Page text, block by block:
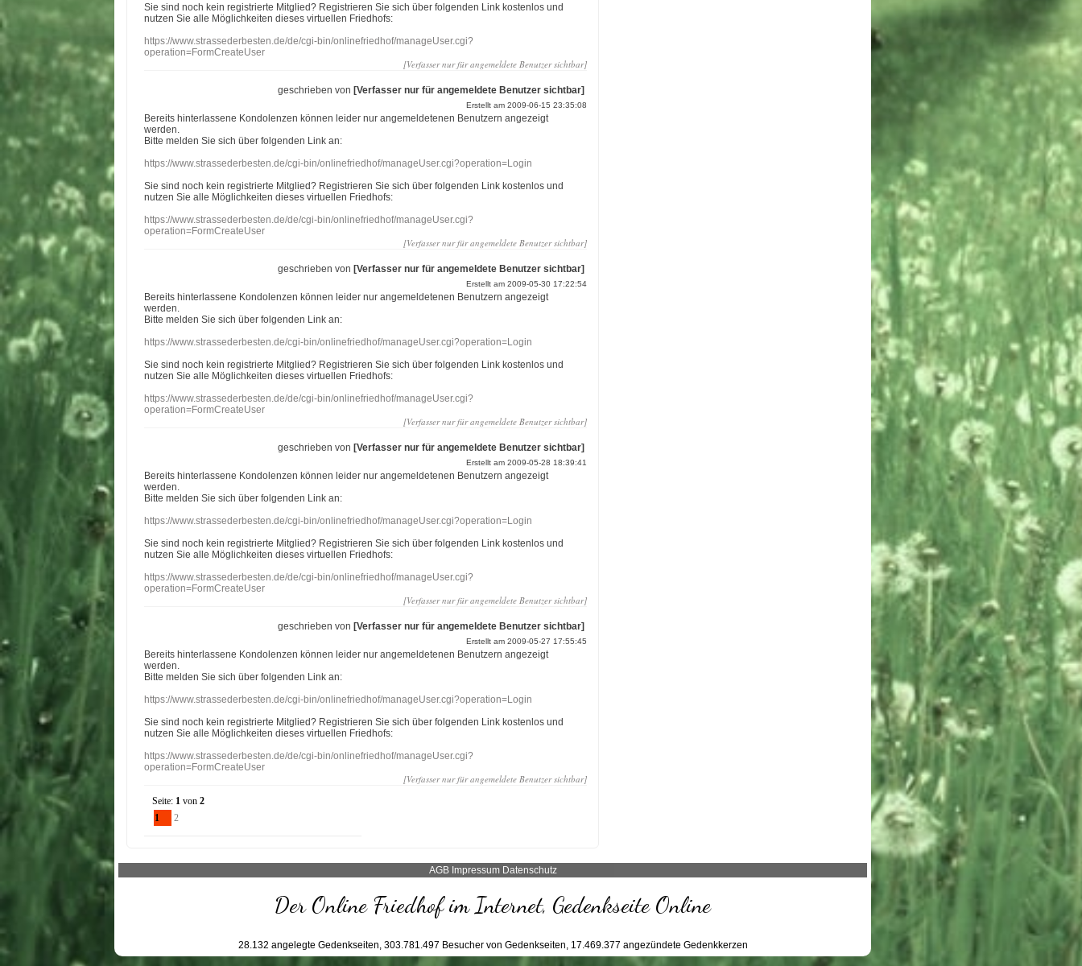
Sie sind noch kein registrierte Mitglied? Registrieren Sie sich über folgenden Link kostenlos und
nutzen Sie alle Möglichkeiten dieses virtuellen Friedhofs:
https://www.strassederbesten.de/de/cgi-bin/onlinefriedhof/manageUser.cgi?
operation=FormCreateUser
[Verfasser nur für angemeldete Benutzer sichtbar]
geschrieben von [Verfasser nur für angemeldete Benutzer sichtbar]
Erstellt am 2009-06-15 23:35:08
Bereits hinterlassene Kondolenzen können leider nur angemeldetenen Benutzern angezeigt
werden.
Bitte melden Sie sich über folgenden Link an:
https://www.strassederbesten.de/cgi-bin/onlinefriedhof/manageUser.cgi?operation=Login
Sie sind noch kein registrierte Mitglied? Registrieren Sie sich über folgenden Link kostenlos und
nutzen Sie alle Möglichkeiten dieses virtuellen Friedhofs:
https://www.strassederbesten.de/de/cgi-bin/onlinefriedhof/manageUser.cgi?
operation=FormCreateUser
[Verfasser nur für angemeldete Benutzer sichtbar]
geschrieben von [Verfasser nur für angemeldete Benutzer sichtbar]
Erstellt am 2009-05-30 17:22:54
Bereits hinterlassene Kondolenzen können leider nur angemeldetenen Benutzern angezeigt
werden.
Bitte melden Sie sich über folgenden Link an:
https://www.strassederbesten.de/cgi-bin/onlinefriedhof/manageUser.cgi?operation=Login
Sie sind noch kein registrierte Mitglied? Registrieren Sie sich über folgenden Link kostenlos und
nutzen Sie alle Möglichkeiten dieses virtuellen Friedhofs:
https://www.strassederbesten.de/de/cgi-bin/onlinefriedhof/manageUser.cgi?
operation=FormCreateUser
[Verfasser nur für angemeldete Benutzer sichtbar]
geschrieben von [Verfasser nur für angemeldete Benutzer sichtbar]
Erstellt am 2009-05-28 18:39:41
Bereits hinterlassene Kondolenzen können leider nur angemeldetenen Benutzern angezeigt
werden.
Bitte melden Sie sich über folgenden Link an:
https://www.strassederbesten.de/cgi-bin/onlinefriedhof/manageUser.cgi?operation=Login
Sie sind noch kein registrierte Mitglied? Registrieren Sie sich über folgenden Link kostenlos und
nutzen Sie alle Möglichkeiten dieses virtuellen Friedhofs:
https://www.strassederbesten.de/de/cgi-bin/onlinefriedhof/manageUser.cgi?
operation=FormCreateUser
[Verfasser nur für angemeldete Benutzer sichtbar]
geschrieben von [Verfasser nur für angemeldete Benutzer sichtbar]
Erstellt am 2009-05-27 17:55:45
Bereits hinterlassene Kondolenzen können leider nur angemeldetenen Benutzern angezeigt
werden.
Bitte melden Sie sich über folgenden Link an:
https://www.strassederbesten.de/cgi-bin/onlinefriedhof/manageUser.cgi?operation=Login
Sie sind noch kein registrierte Mitglied? Registrieren Sie sich über folgenden Link kostenlos und
nutzen Sie alle Möglichkeiten dieses virtuellen Friedhofs:
https://www.strassederbesten.de/de/cgi-bin/onlinefriedhof/manageUser.cgi?
operation=FormCreateUser
[Verfasser nur für angemeldete Benutzer sichtbar]
Seite: 1 von2
1
2
AGB Impressum Datenschutz
Der Online Friedhof im Internet, Gedenkseite Online
28.132 angelegte Gedenkseiten, 303.781.497 Besucher von Gedenkseiten, 17.469.377 angezündete Gedenkkerzen